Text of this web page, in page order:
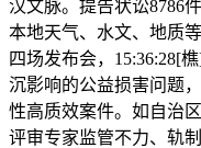
汉文脉。提告状讼8786
本地天气、水文、地质
四场发布会，15:36:28[
沉影响的公益损害问题
性高质效案件。如自治
评审专家监管不力、轨